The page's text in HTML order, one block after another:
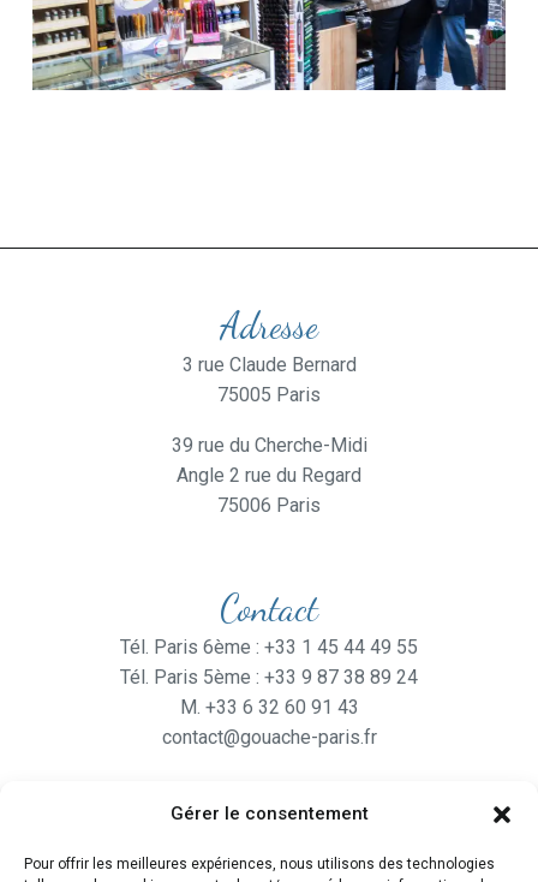
Gérer le consentement
Pour offrir les meilleures expériences, nous utilisons des technologies
Adresse
3 rue Claude Bernard
75005 Paris
39 rue du Cherche-Midi
Angle 2 rue du Regard
75006 Paris
Contact
Tél. Paris 6ème : +33 1 45 44 49 55
Tél. Paris 5ème : +33 9 87 38 89 24
M. +33 6 32 60 91 43
contact@gouache-paris.fr